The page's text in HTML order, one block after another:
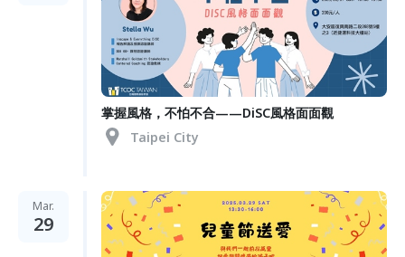
掌握風格，不怕不合——DiSC風格面面觀
Taipei City
Mar.
29